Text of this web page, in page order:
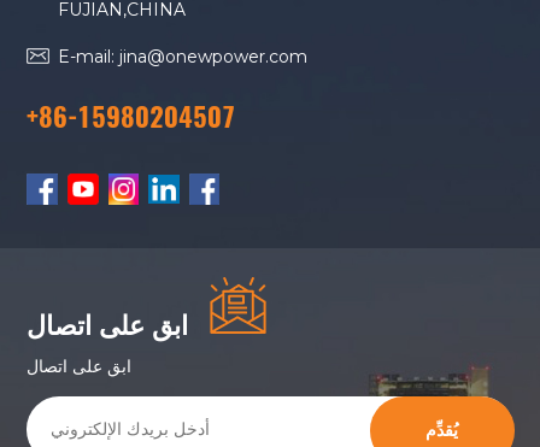
FUJIAN,CHINA
E-mail: jina@onewpower.com
+86-15980204507
ابق على اتصال
ابق على اتصال
يُقدِّم